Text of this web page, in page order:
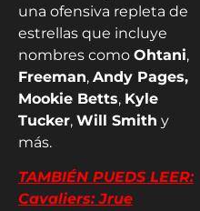
una ofensiva repleta de
estrellas que incluye
nombres como Ohtani,
Freeman, Andy Pages,
Mookie Betts, Kyle
Tucker, Will Smith y
más.
TAMBIÉN PUEDS LEER:
Cavaliers: Jrue